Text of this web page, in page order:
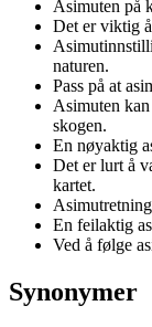
Asimuten på
Det er viktig
naturen.
Pass på at
Asimuten
skogen.
En nøyaktig
Det er lurt å
kartet.
En feilaktig
Ved å følge
Synonymer